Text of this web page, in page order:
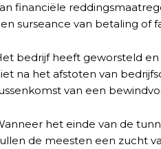
financiële
surseance van betaling of
bedrijf heeft geworsteld
na het afstoten van
van een
het einde van de
de meesten een zucht